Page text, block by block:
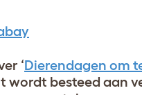
‘Dierendagen om
wordt besteed aan